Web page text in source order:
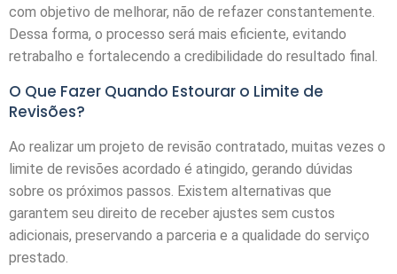
com objetivo de melhorar, não de refazer constantemente.
Dessa forma, o processo será mais eficiente, evitando
retrabalho e fortalecendo a credibilidade do resultado final.
O Que Fazer Quando Estourar o Limite de
Revisões?
Ao realizar um projeto de revisão contratado, muitas vezes o
limite de revisões acordado é atingido, gerando dúvidas
sobre os próximos passos. Existem alternativas que
garantem seu direito de receber ajustes sem custos
adicionais, preservando a parceria e a qualidade do serviço
prestado.